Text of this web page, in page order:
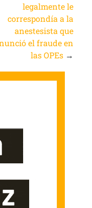
legalmente le
correspondía a la
anestesista que
el fraude en
las OPEs →